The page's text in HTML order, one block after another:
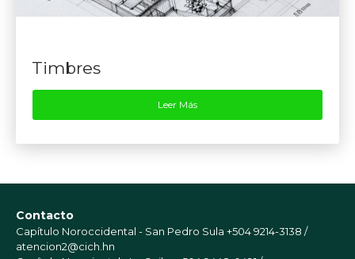
Timbres
Leer Más
Contacto
Capítulo Noroccidental - San Pedro Sula +504 9214-3138 /
atencion2@cich.hn